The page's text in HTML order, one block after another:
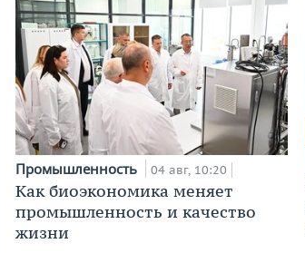
Промышленность 04 авг, 10:20
Как биоэкономика меняет
промышленность и качество
жизни